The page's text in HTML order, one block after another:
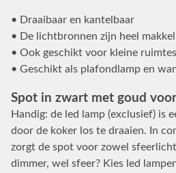
• Draaibaar en kantelbaar
• De lichtbronnen zijn heel
• Ook geschikt voor kleine ruimtes
• Geschikt als plafondlamp en
Spot in zwart met goud
Handig: de led lamp (exclusief) is
door de koker los te draaien. In
zorgt de spot voor zowel
dimmer, wel sfeer? Kies led